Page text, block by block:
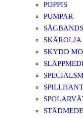
POPPIS
PUMPAR
SKÄROLJA
SKYDD